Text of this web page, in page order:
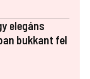
elegáns
bukkant fel